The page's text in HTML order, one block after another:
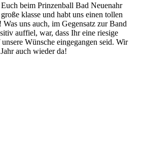
beim Prinzenball Bad Neuenahr
klasse und habt uns einen tollen
uns auch, im Gegensatz zur Band
auffiel, war, dass Ihr eine riesige
Wünsche eingegangen seid. Wir
auch wieder da!